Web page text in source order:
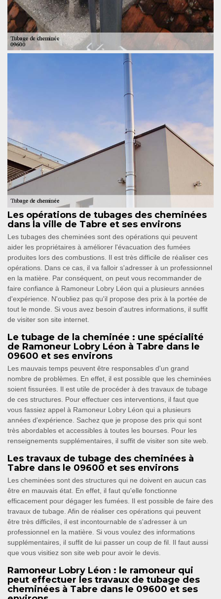
Les opérations de tubages des cheminées
dans la ville de Tabre et ses environs
Les tubages des cheminées sont des opérations qui peuvent
aider les propriétaires à améliorer l'évacuation des fumées
produites lors des combustions. Il est très difficile de réaliser ces
opérations. Dans ce cas, il va falloir s'adresser à un professionnel
en la matière. Par conséquent, on peut vous recommander de
faire confiance à Ramoneur Lobry Léon qui a plusieurs années
d'expérience. N'oubliez pas qu'il propose des prix à la portée de
tout le monde. Si vous avez besoin d'autres informations, il suffit
de visiter son site internet.
Le tubage de la cheminée : une spécialité
de Ramoneur Lobry Léon à Tabre dans le
09600 et ses environs
Les mauvais temps peuvent être responsables d'un grand
nombre de problèmes. En effet, il est possible que les cheminées
soient fissurées. Il est utile de procéder à des travaux de tubage
de ces structures. Pour effectuer ces interventions, il faut que
vous fassiez appel à Ramoneur Lobry Léon qui a plusieurs
années d'expérience. Sachez que je propose des prix qui sont
très abordables et accessibles à toutes les bourses. Pour les
renseignements supplémentaires, il suffit de visiter son site web.
Les travaux de tubage des cheminées à
Tabre dans le 09600 et ses environs
Les cheminées sont des structures qui ne doivent en aucun cas
être en mauvais état. En effet, il faut qu'elle fonctionne
efficacement pour dégager les fumées. Il est possible de faire des
travaux de tubage. Afin de réaliser ces opérations qui peuvent
être très difficiles, il est incontournable de s'adresser à un
professionnel en la matière. Si vous voulez des informations
supplémentaires, il suffit de lui passer un coup de fil. Il faut aussi
que vous visitiez son site web pour avoir le devis.
Ramoneur Lobry Léon : le ramoneur qui
peut effectuer les travaux de tubage des
cheminées à Tabre dans le 09600 et ses